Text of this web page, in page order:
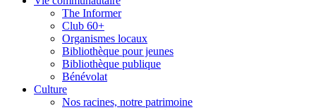
The Informer
Club 60+
Organismes locaux
Bibliothèque pour jeunes
Bibliothèque publique
Bénévolat
Culture
Nos racines, notre patrimoine